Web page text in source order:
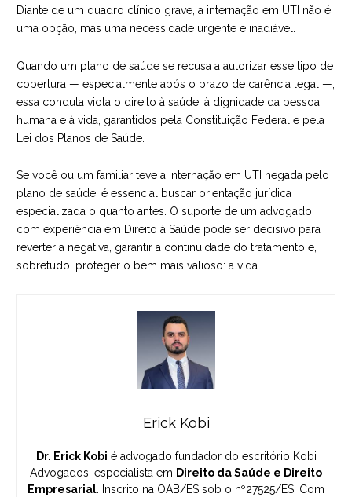
Diante de um quadro clínico grave, a internação em UTI não é
uma opção, mas uma necessidade urgente e inadiável.
Quando um plano de saúde se recusa a autorizar esse tipo de
cobertura — especialmente após o prazo de carência legal —,
essa conduta viola o direito à saúde, à dignidade da pessoa
humana e à vida, garantidos pela Constituição Federal e pela
Lei dos Planos de Saúde.
Se você ou um familiar teve a internação em UTI negada pelo
plano de saúde, é essencial buscar orientação jurídica
especializada o quanto antes. O suporte de um advogado
com experiência em Direito à Saúde pode ser decisivo para
reverter a negativa, garantir a continuidade do tratamento e,
sobretudo, proteger o bem mais valioso: a vida.
Erick Kobi
Dr. Erick Kobi é advogado fundador do escritório Kobi
Advogados, especialista em Direito da Saúde e Direito
Empresarial . Inscrito na OAB/ES sob o nº27525/ES. Com